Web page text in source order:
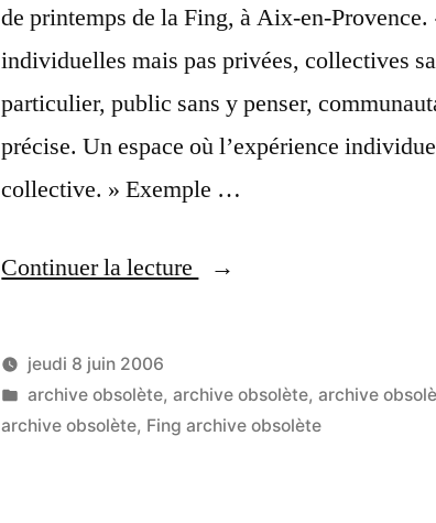
de printemps de la Fing, à Aix-en-
individuelles mais pas privées, collectives
particulier, public sans y penser,
précise. Un espace où l’expérience
collective. » Exemple …
Continuer la lecture
« Ouverture
quatrième
Université
Publié
par
LucL
jeudi 8 juin 2006
Publié
dans
archive obsolète,archive obsolète,archive
archive obsolète, Fing archive obsolète